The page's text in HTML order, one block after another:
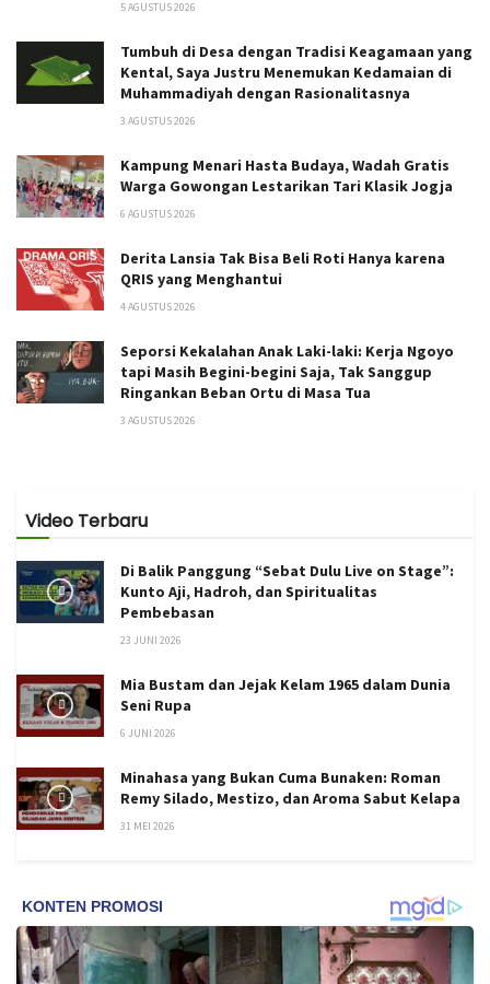
5 AGUSTUS 2026
Tumbuh di Desa dengan Tradisi Keagamaan yang
Kental, Saya Justru Menemukan Kedamaian di
Muhammadiyah dengan Rasionalitasnya
3 AGUSTUS 2026
Kampung Menari Hasta Budaya, Wadah Gratis
Warga Gowongan Lestarikan Tari Klasik Jogja
6 AGUSTUS 2026
Derita Lansia Tak Bisa Beli Roti Hanya karena
QRIS yang Menghantui
4 AGUSTUS 2026
Seporsi Kekalahan Anak Laki-laki: Kerja Ngoyo
tapi Masih Begini-begini Saja, Tak Sanggup
Ringankan Beban Ortu di Masa Tua
3 AGUSTUS 2026
Video Terbaru
Di Balik Panggung “Sebat Dulu Live on Stage”:
Kunto Aji, Hadroh, dan Spiritualitas
Pembebasan
23 JUNI 2026
Mia Bustam dan Jejak Kelam 1965 dalam Dunia
Seni Rupa
6 JUNI 2026
Minahasa yang Bukan Cuma Bunaken: Roman
Remy Silado, Mestizo, dan Aroma Sabut Kelapa
31 MEI 2026